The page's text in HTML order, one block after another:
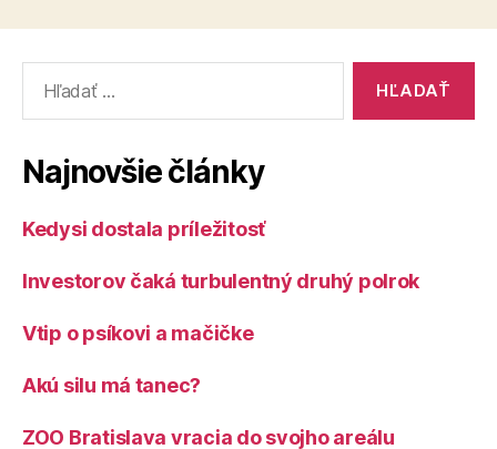
Najnovšie články
Kedysi dostala príležitosť
Investorov čaká turbulentný druhý polrok
Vtip o psíkovi a mačičke
Akú silu má tanec?
ZOO Bratislava vracia do svojho areálu